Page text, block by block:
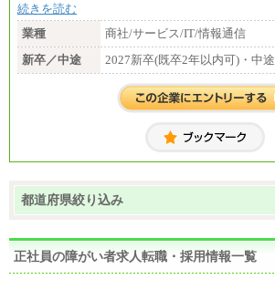
続きを読む
業種
商社/サービス/IT/情報通信
新卒／中途
2027新卒(既卒2年以内可)・中途
都道府県絞り込み
正社員の障がい者求人転職・採用情報一覧